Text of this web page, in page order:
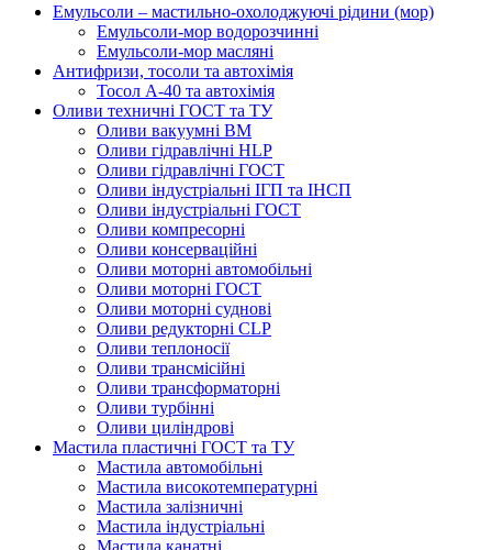
Емульсоли – мастильно-охолоджуючі рідини (мор)
Емульсоли-мор водорозчинні
Емульсоли-мор масляні
Антифризи, тосоли та автохімія
Тосол А-40 та автохімія
Оливи техничні ГОСТ та ТУ
Оливи вакуумні ВМ
Оливи гідравлічні HLP
Оливи гідравлічні ГОСТ
Оливи індустріальні ІГП та ІНСП
Оливи індустріальні ГОСТ
Оливи компресорні
Оливи консерваційні
Оливи моторні автомобільні
Оливи моторні ГОСТ
Оливи моторні суднові
Оливи редукторні CLP
Оливи теплоносії
Оливи трансмісійні
Оливи трансформаторні
Оливи турбінні
Оливи циліндрові
Мастила пластичні ГОСТ та ТУ
Мастила автомобільні
Мастила високотемпературні
Мастила залізничні
Мастила індустріальні
Мастила канатні